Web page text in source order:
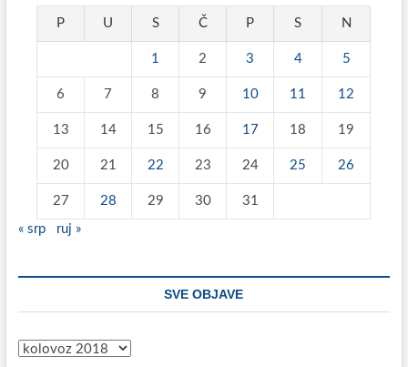
P U S Č P S N
1 2 3 4 5
6 7 8 9 10 11 12
13 14 15 16 17 18 19
20 21 22 23 24 25 26
27 28 29 30 31
« srp ruj »
SVE OBJAVE
Sve